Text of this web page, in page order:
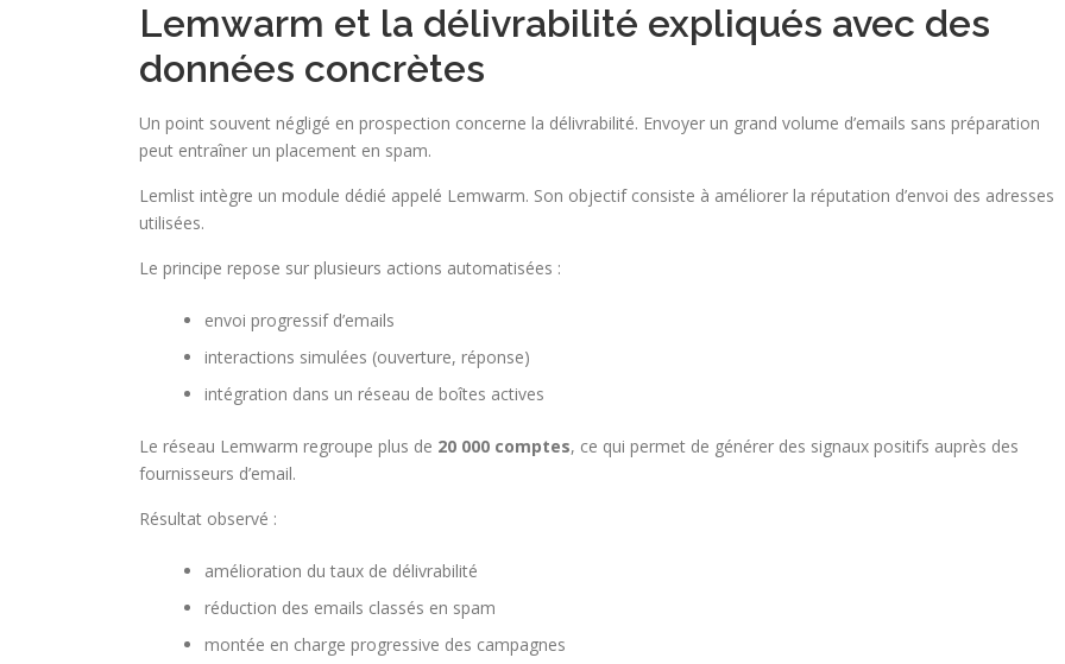
Lemwarm et la délivrabilité expliqués avec des
données concrètes
Un point souvent négligé en prospection concerne la délivrabilité. Envoyer un grand volume d’emails sans préparation
peut entraîner un placement en spam.
Lemlist intègre un module dédié appelé Lemwarm. Son objectif consiste à améliorer la réputation d’envoi des adresses
utilisées.
Le principe repose sur plusieurs actions automatisées :
envoi progressif d’emails
interactions simulées (ouverture, réponse)
intégration dans un réseau de boîtes actives
Le réseau Lemwarm regroupe plus de 20 000 comptes, ce qui permet de générer des signaux positifs auprès des
fournisseurs d’email.
Résultat observé :
amélioration du taux de délivrabilité
réduction des emails classés en spam
montée en charge progressive des campagnes